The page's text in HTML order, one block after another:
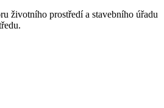
životního prostředí a stavebního úřadu